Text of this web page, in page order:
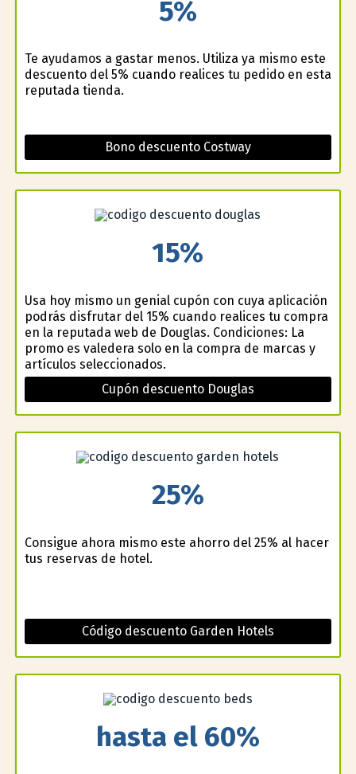
5%
Te ayudamos a gastar menos. Utiliza ya mismo este
descuento del 5% cuando realices tu pedido en esta
reputada tienda.
Bono descuento Costway
15%
Usa hoy mismo un genial cupón con cuya aplicación
podrás disfrutar del 15% cuando realices tu compra
en la reputada web de Douglas. Condiciones: La
promo es valedera solo en la compra de marcas y
artículos seleccionados.
Cupón descuento Douglas
25%
Consigue ahora mismo este ahorro del 25% al hacer
tus reservas de hotel.
Código descuento Garden Hotels
hasta el 60%